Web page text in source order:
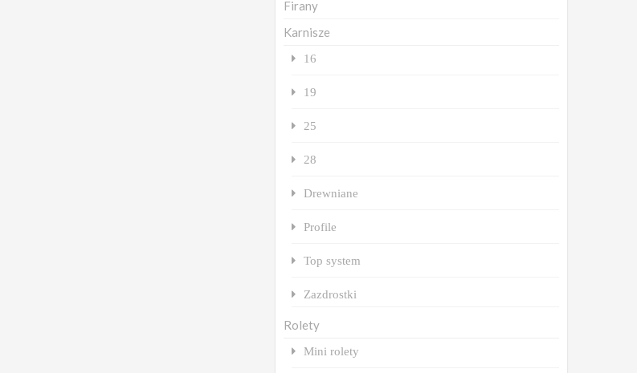
Firany
Karnisze
16
19
25
28
Drewniane
Profile
Top system
Zazdrostki
Rolety
Mini rolety